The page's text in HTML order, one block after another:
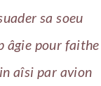
sa soeu
âgie pour faithe
aîsi par avion